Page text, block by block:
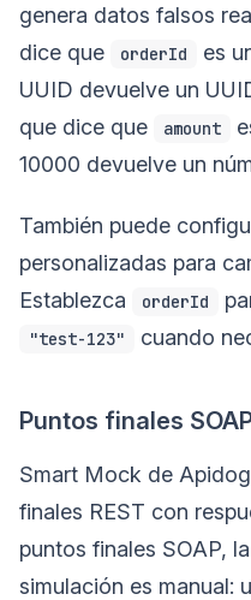
genera datos falsos
dice que
orderId es
UUID devuelve un
que dice que
amount
10000 devuelve un
También puede
personalizadas para
Establezca
orderId
"test-123" cuando
Puntos finales
Smart Mock de
finales REST con
puntos finales SOAP,
simulación es manual: